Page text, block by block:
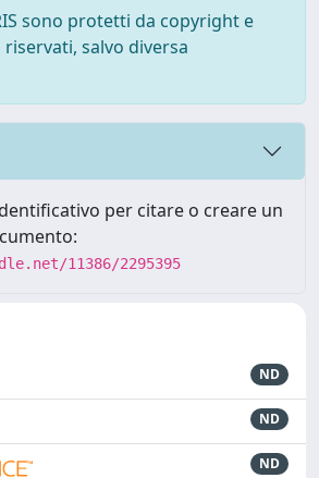
sono protetti da copyright e
salvo diversa
per citare o creare un
11386/2295395
ND
ND
ND